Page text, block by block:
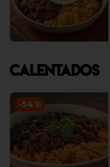
Calentados
-54%